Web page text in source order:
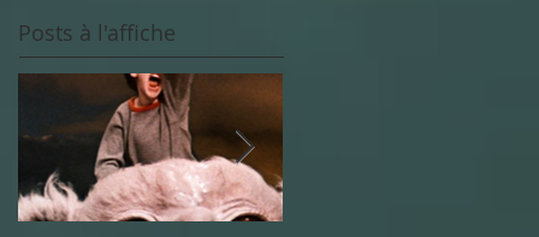
Posts à l'affiche